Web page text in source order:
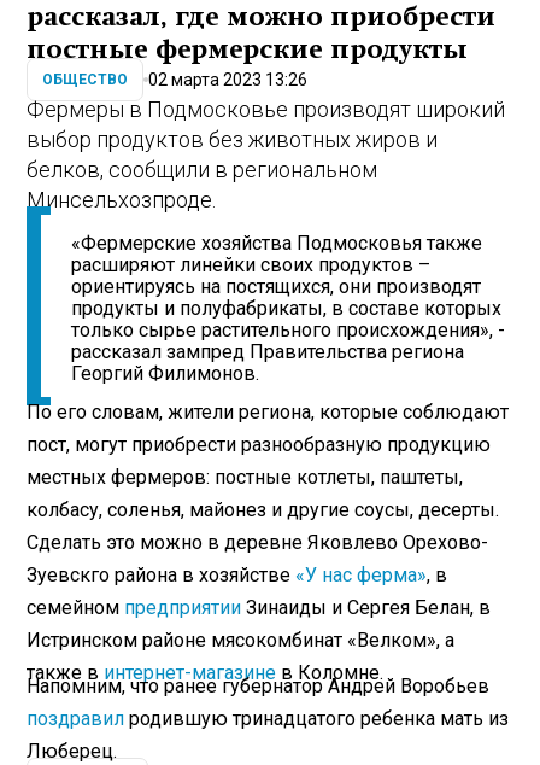
рассказал, где можно приобрести
постные фермерские продукты
ОБЩЕСТВО 02 марта 2023 13:26
Фермеры в Подмосковье производят широкий
выбор продуктов без животных жиров и
белков, сообщили в региональном
Минсельхозпроде.
«Фермерские хозяйства Подмосковья также
расширяют линейки своих продуктов –
ориентируясь на постящихся, они производят
продукты и полуфабрикаты, в составе которых
только сырье растительного происхождения», -
рассказал зампред Правительства региона
Георгий Филимонов.
По его словам, жители региона, которые соблюдают
пост, могут приобрести разнообразную продукцию
местных фермеров: постные котлеты, паштеты,
колбасу, соленья, майонез и другие соусы, десерты.
Сделать это можно в деревне Яковлево Орехово-
Зуевскго района в хозяйстве «У нас ферма», в
семейном предприятии Зинаиды и Сергея Белан, в
Истринском районе мясокомбинат «Велком», а
также в интернет-магазине в Коломне.
Напомним, что ранее губернатор Андрей Воробьев
поздравил родившую тринадцатого ребенка мать из
Люберец.